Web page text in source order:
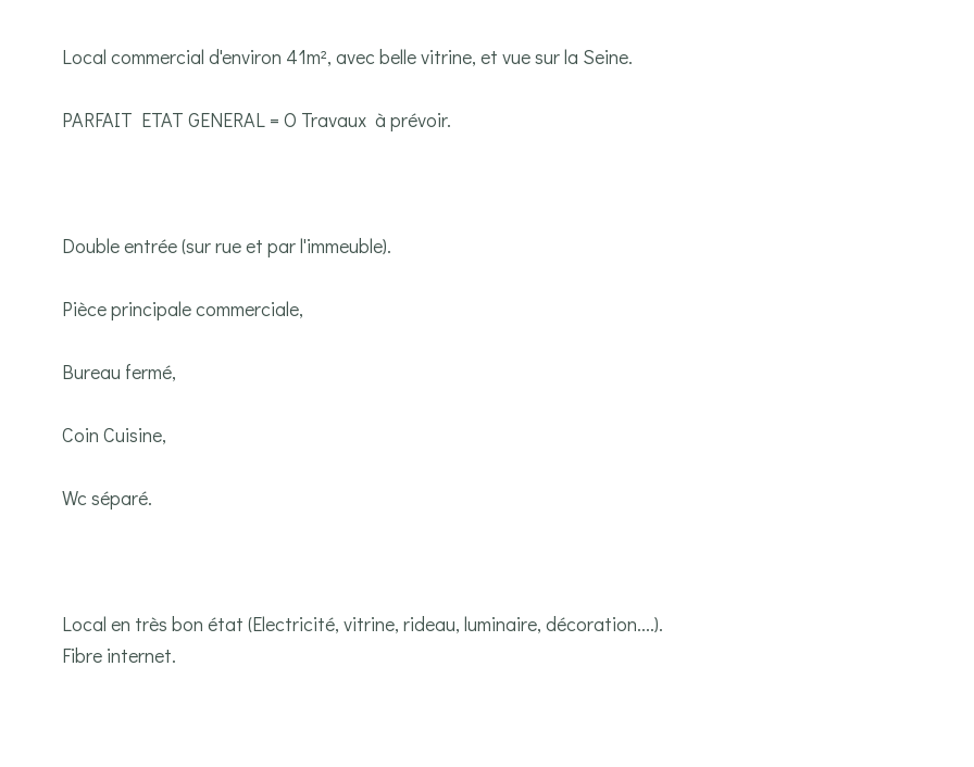
Local commercial d'environ 41m², avec belle vitrine, et vue sur la Seine.
PARFAIT ETAT GENERAL = O Travaux à prévoir.
Double entrée (sur rue et par l'immeuble).
Pièce principale commerciale,
Bureau fermé,
Coin Cuisine,
Wc séparé.
Local en très bon état (Electricité, vitrine, rideau, luminaire, décoration....).
Fibre internet.